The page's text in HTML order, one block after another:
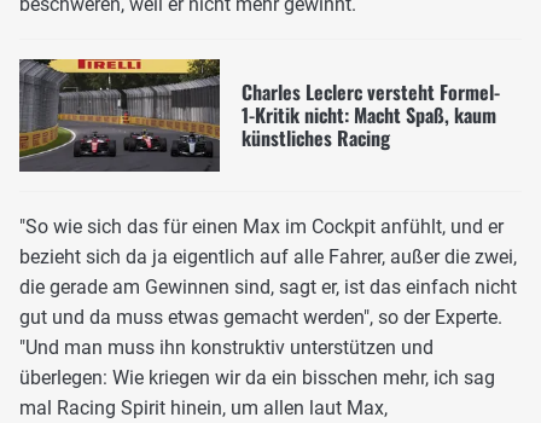
Charles Leclerc versteht Formel-
1-Kritik nicht: Macht Spaß, kaum
künstliches Racing
"So wie sich das für einen Max im Cockpit anfühlt, und er
bezieht sich da ja eigentlich auf alle Fahrer, außer die zwei,
die gerade am Gewinnen sind, sagt er, ist das einfach nicht
gut und da muss etwas gemacht werden", so der Experte.
"Und man muss ihn konstruktiv unterstützen und
überlegen: Wie kriegen wir da ein bisschen mehr, ich sag
mal Racing Spirit hinein, um allen laut Max,